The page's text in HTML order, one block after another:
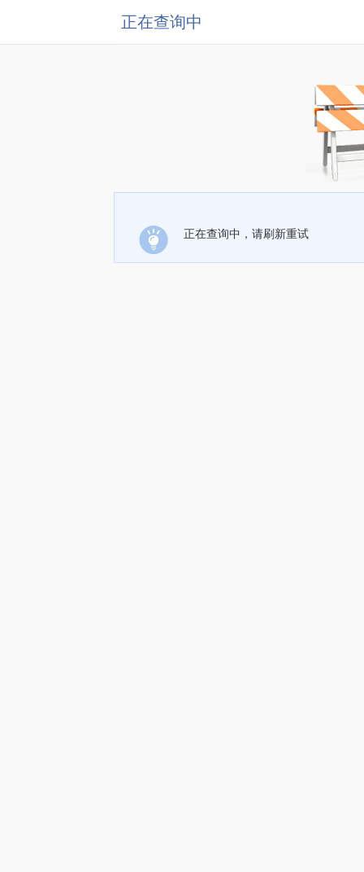
正在查询中
正在查询中，请刷新重试